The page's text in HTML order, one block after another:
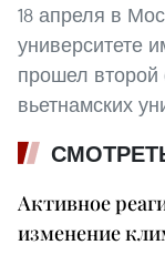
18 апреля в
университете
прошел второй
вьетнамских
Активное
изменение